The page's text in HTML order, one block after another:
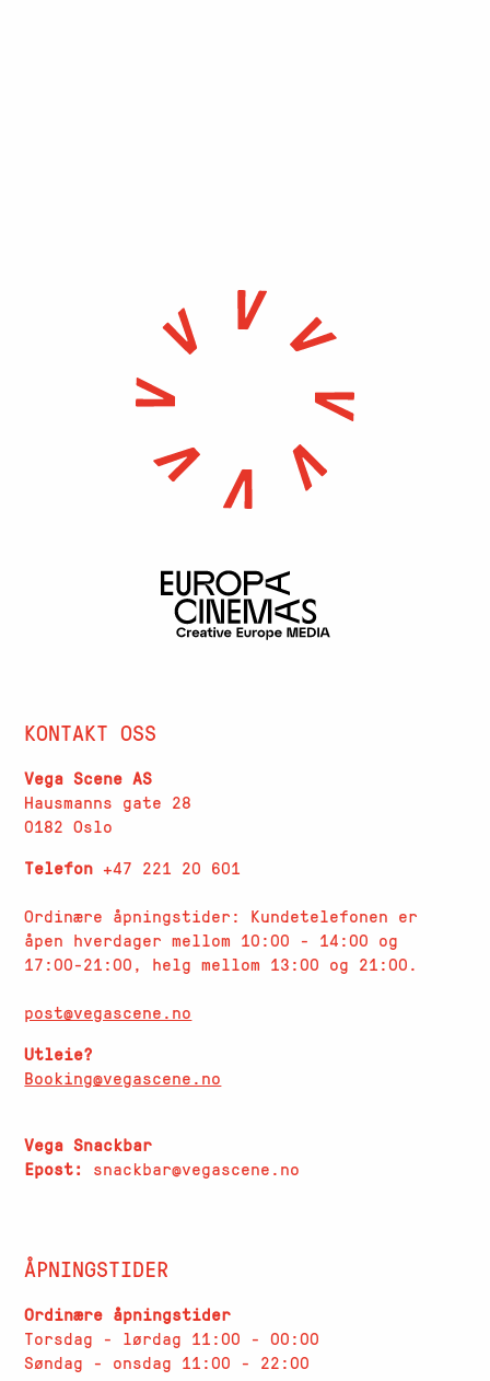
KONTAKT OSS
Vega Scene AS
Hausmanns gate 28
0182 Oslo
Telefon+47 221 20 601
Ordinære åpningstider: Kundetelefonen er
åpen hverdager mellom 10:00 - 14:00 og
17:00-21:00, helg mellom 13:00 og 21:00.
post@vegascene.no
Utleie?
Booking@vegascene.no
Vega Snackbar
Epost: snackbar@vegascene.no
ÅPNINGSTIDER
Ordinære åpningstider
Torsdag - lørdag 11:00 - 00:00
Søndag - onsdag 11:00 - 22:00